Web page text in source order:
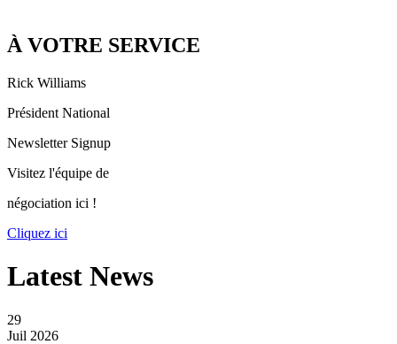
À VOTRE SERVICE
Rick Williams
Président National
Newsletter Signup
Visitez l'équipe de
négociation ici !
Cliquez ici
Latest News
29
Juil 2026